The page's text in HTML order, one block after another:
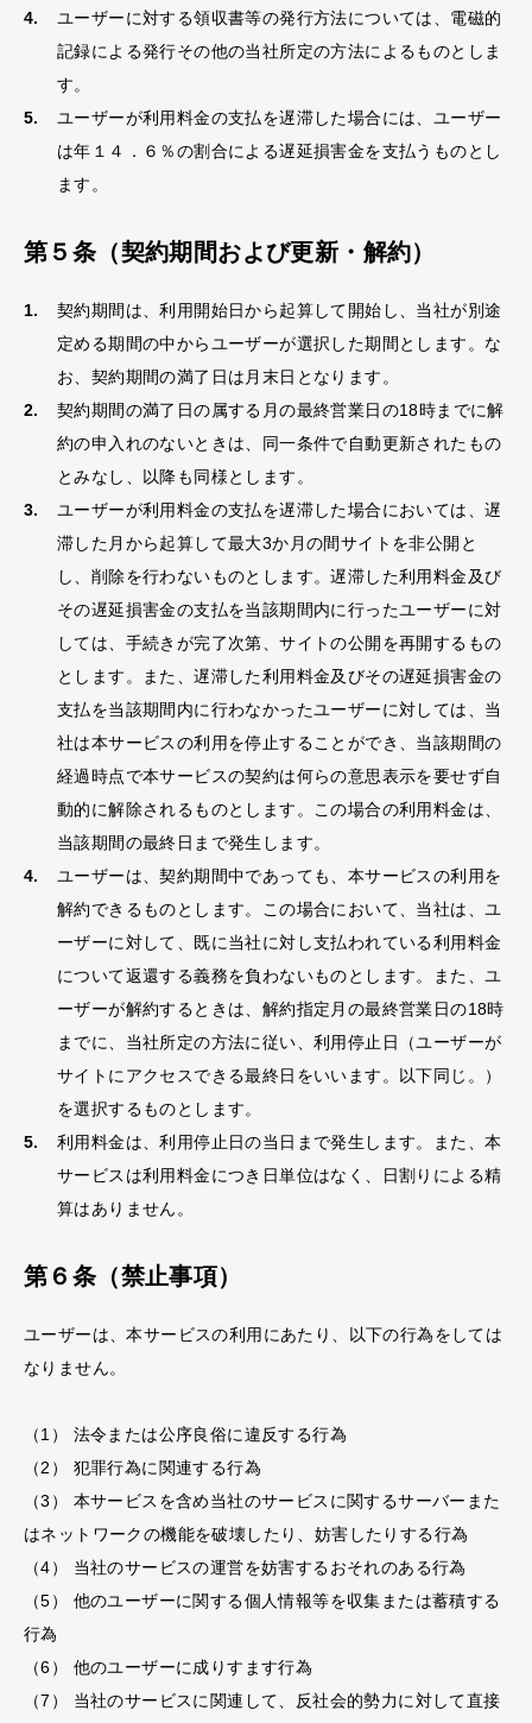
ユーザーに対する領収書等の発行方法については、電磁的
記録による発行その他の当社所定の方法によるものとしま
す。
ユーザーが利用料金の支払を遅滞した場合には、ユーザー
は年１４．６％の割合による遅延損害金を支払うものとし
ます。
第５条（契約期間および更新・解約）
契約期間は、利用開始日から起算して開始し、当社が別途
定める期間の中からユーザーが選択した期間とします。な
お、契約期間の満了日は月末日となります。
契約期間の満了日の属する月の最終営業日の18時までに解
約の申入れのないときは、同一条件で自動更新されたもの
とみなし、以降も同様とします。
ユーザーが利用料金の支払を遅滞した場合においては、遅
滞した月から起算して最大3か月の間サイトを非公開と
し、削除を行わないものとします。遅滞した利用料金及び
その遅延損害金の支払を当該期間内に行ったユーザーに対
しては、手続きが完了次第、サイトの公開を再開するもの
とします。また、遅滞した利用料金及びその遅延損害金の
支払を当該期間内に行わなかったユーザーに対しては、当
社は本サービスの利用を停止することができ、当該期間の
経過時点で本サービスの契約は何らの意思表示を要せず自
動的に解除されるものとします。この場合の利用料金は、
当該期間の最終日まで発生します。
ユーザーは、契約期間中であっても、本サービスの利用を
解約できるものとします。この場合において、当社は、ユ
ーザーに対して、既に当社に対し支払われている利用料金
について返還する義務を負わないものとします。また、ユ
ーザーが解約するときは、解約指定月の最終営業日の18時
までに、当社所定の方法に従い、利用停止日（ユーザーが
サイトにアクセスできる最終日をいいます。以下同じ。）
を選択するものとします。
利用料金は、利用停止日の当日まで発生します。また、本
サービスは利用料金につき日単位はなく、日割りによる精
算はありません。
第６条（禁止事項）
ユーザーは、本サービスの利用にあたり、以下の行為をしては
なりません。
（1） 法令または公序良俗に違反する行為
（2） 犯罪行為に関連する行為
（3） 本サービスを含め当社のサービスに関するサーバーまた
はネットワークの機能を破壊したり、妨害したりする行為
（4） 当社のサービスの運営を妨害するおそれのある行為
（5） 他のユーザーに関する個人情報等を収集または蓄積する
行為
（6） 他のユーザーに成りすます行為
（7） 当社のサービスに関連して、反社会的勢力に対して直接